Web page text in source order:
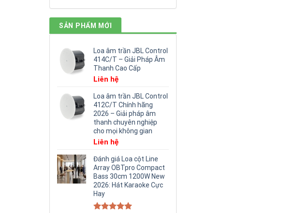
SẢN PHẨM MỚI
Loa âm trần JBL Control
414C/T – Giải Pháp Âm
Thanh Cao Cấp
Liên hệ
Loa âm trần JBL Control
412C/T Chính hãng
2026 – Giải pháp âm
thanh chuyên nghiệp
cho mọi không gian
Liên hệ
Đánh giá Loa cột Line
Array OBTpro Compact
Bass 30cm 1200W New
2026: Hát Karaoke Cực
Hay